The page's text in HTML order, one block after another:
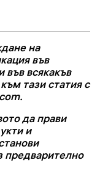
на
във
във всякакъв
тази статия с
да прави
и
предварително